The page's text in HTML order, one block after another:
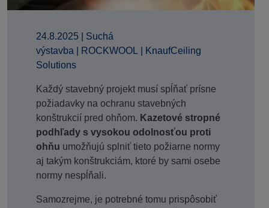
24.8.2025
Suchá
výstavba
ROCKWOOL
KnaufCeiling
Solutions
Každý stavebný projekt musí spĺňať prísne
požiadavky na ochranu stavebných
konštrukcií pred ohňom. Kazetové stropné
podhľady s vysokou odolnosťou proti
ohňu umožňujú splniť tieto požiarne normy
aj takým konštrukciám, ktoré by sami osebe
normy nespĺňali.
Samozrejme, je potrebné tomu prispôsobiť